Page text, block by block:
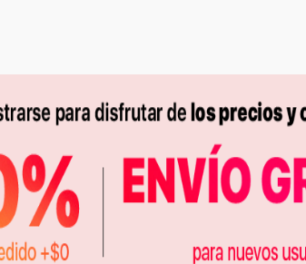
APP